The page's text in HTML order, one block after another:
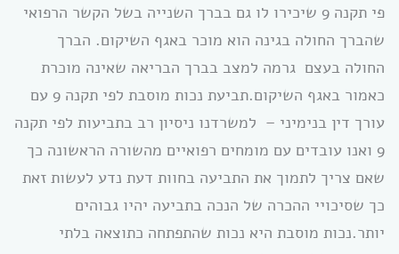
פי תקנה 9 שיכירו לו גם בברך השנייה בשל הקשר הרפואי
שהברך החולה בגינה הוא מוכר באגף השיקום. הברך
החולה בעצם גרמה למצב בברך הבריאה שאינה מוכרת
כאמור באגף השיקום.תביעת נכות מוסבת לפי תקנה 9 עם
עורך דין בנימיני – למשרדנו ניסיון רב בתביעות לפי תקנה
9 ואנו עובדים עם מומחים רפואיים מהשורה הראשונה כך
שאם צריך לתמוך את התביעה בחוות דעת נדע לעשות זאת
כך שסיכויי ההכרה של הנכה בתביעה יהיו גבוהים
יותר.נכות מוסבת היא נכות שהתפתחה כתוצאה בלתי